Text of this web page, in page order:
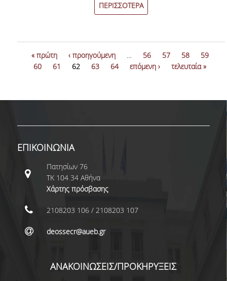
ΝΕΑ - ΔΡΑΣΤΗΡΙΟΤΗΤΕΣ
ΥΠΟΨΗΦΙΟΙ ΔΙΔΑΚΤΟΡΕΣ
PUBLICATIONS IN REFEREED JOURNALS
PUBLICATIONS IN BOOKS AND COLLECTIVE
ΧΡΗΣΙΜΟΙ ΣΥΝΔΕΣΜΟΙ
ΠΟΛΙΤΙΚΗ ΠΟΙΟΤΗΤΑΣ
ΠΕΡΙΣΣΟΤΕΡΑ
« πρώτη ‹ προηγούμενη … 56 57 58
59
60
61 62 63 64 επόμενη › τελευταία »
ΕΠΙΚΟΙΝΩΝΙΑ
Πατησίων 76
ΤΚ 104 34 Αθήνα
Χάρτης πρόσβασης
2108203 106 / 2108203 107
deossecr@aueb.gr
ΑΝΑΚΟΙΝΩΣΕΙΣ/ΠΡΟΚΗΡΥΞΕΙΣ